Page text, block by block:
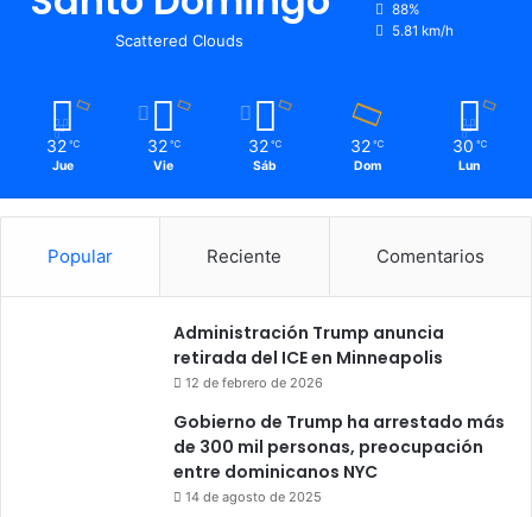
Scattered Clouds
88%
5.81 km/h
32 ℃
Jue
32 ℃
Vie
32 ℃
Sáb
32 ℃
Dom
30 ℃
Lun
Popular Reciente Comentarios
Administración Trump anuncia
retirada del ICE en Minneapolis
12 de febrero de 2026
Gobierno de Trump ha arrestado más
de 300 mil personas, preocupación
entre dominicanos NYC
14 de agosto de 2025